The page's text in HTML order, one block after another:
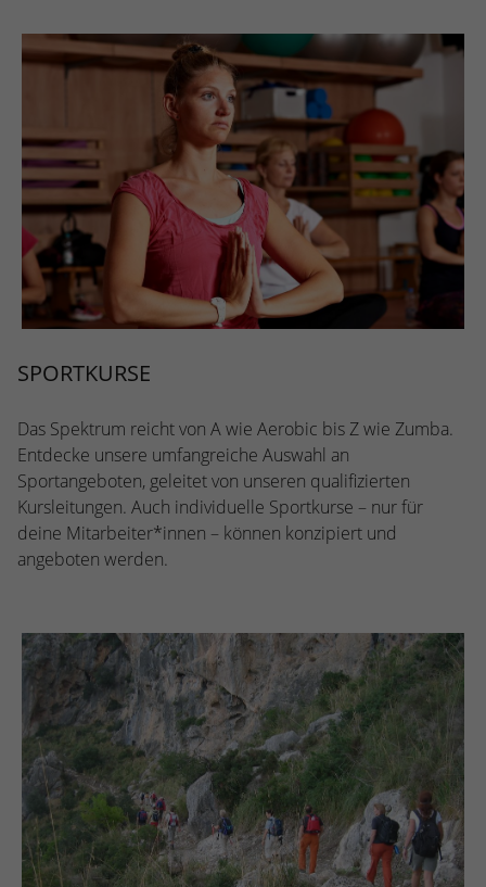
SPORTKURSE
Das Spektrum reicht von A wie Aerobic bis Z wie Zumba.
Entdecke unsere umfangreiche Auswahl an
Sportangeboten, geleitet von unseren qualifizierten
Kursleitungen. Auch individuelle Sportkurse – nur für
deine Mitarbeiter*innen – können konzipiert und
angeboten werden.